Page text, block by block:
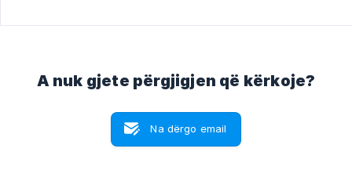
A nuk gjete përgjigjen që kërkoje?
Na dërgo email